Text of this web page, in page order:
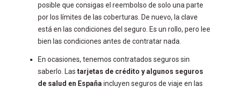
posible que consigas el reembolso de solo una parte
por los límites de las coberturas. De nuevo, la clave
está en las condiciones del seguro. Es un rollo, pero lee
bien las condiciones antes de contratar nada.
En ocasiones, tenemos contratados seguros sin
saberlo. Las tarjetas de crédito y algunos seguros
de salud en España incluyen seguros de viaje en las